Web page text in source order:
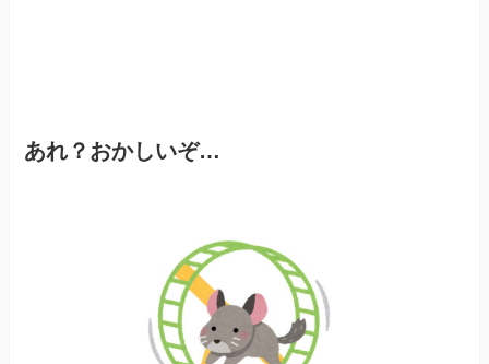
あれ？おかしいぞ…